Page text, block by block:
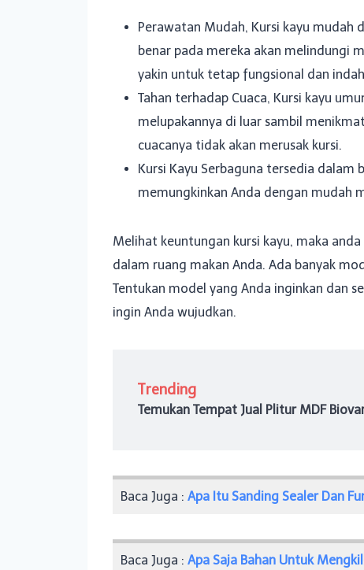
Perawatan Mudah, Kursi kayu mudah
benar pada mereka akan melindungi
yakin untuk tetap fungsional dan
Tahan terhadap Cuaca, Kursi kayu
melupakannya di luar sambil
cuacanya tidak akan merusak kursi.
Kursi Kayu Serbaguna tersedia dalam
memungkinkan Anda dengan mudah
Melihat keuntungan kursi kayu, maka
dalam ruang makan Anda. Ada banyak
Tentukan model yang Anda inginkan dan
ingin Anda wujudkan.
Trending
Temukan Tempat Jual Plitur MDF
Baca Juga : Apa Itu Sanding Sealer Dan
Baca Juga : Apa Saja Bahan Untuk